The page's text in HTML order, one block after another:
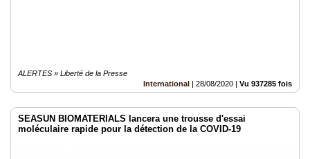
ALERTES » Liberté de la Presse
International | 28/08/2020 | Vu 937285 fois
SEASUN BIOMATERIALS lancera une trousse d'essai
moléculaire rapide pour la détection de la COVID-19